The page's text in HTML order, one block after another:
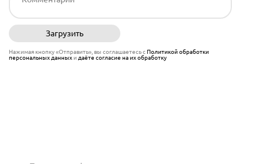
Загрузить
Нажимая кнопку «Отправить», вы соглашаетесь сПолитикой обработки
персональных данныхи даёте согласие на их обработку